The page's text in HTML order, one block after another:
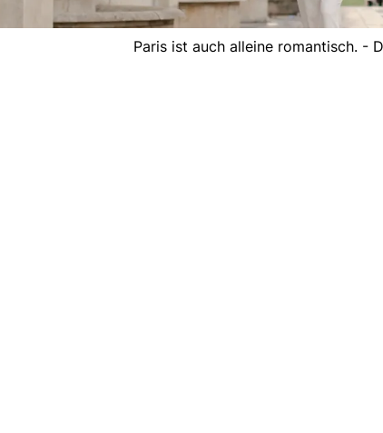
Paris ist auch alleine romantisch. -